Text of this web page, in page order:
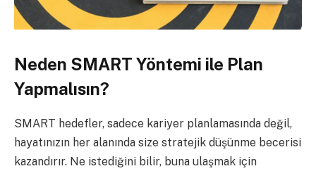
Neden SMART Yöntemi ile Plan
Yapmalısın?
SMART hedefler, sadece kariyer planlamasında değil,
hayatınızın her alanında size stratejik düşünme becerisi
kazandırır. Ne istediğini bilir, buna ulaşmak için